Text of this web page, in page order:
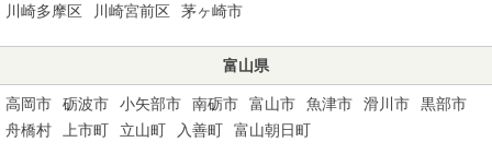
川崎多摩区
川崎宮前区 茅ヶ崎市
富山県
高岡市 砺波市 小矢部市 南砺市 富山市 魚津市 滑川市
黒部市
舟橋村
上市町 立山町 入善町 富山朝日町